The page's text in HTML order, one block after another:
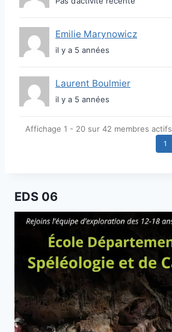
Emilie Marynowicz
il y a 5 années
Laurent Boulmier
il y a 5 années
Affichage 1 - 20 sur 42 membres actifs
1
EDS 06